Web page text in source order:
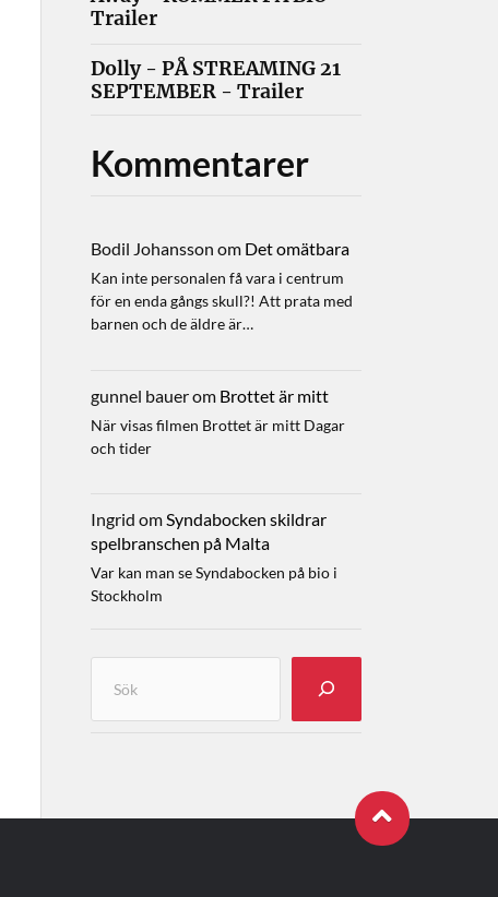
Trailer
Dolly - PÅ STREAMING 21
SEPTEMBER - Trailer
Kommentarer
Bodil Johansson om Det omätbara
Kan inte personalen få vara i centrum
för en enda gångs skull?! Att prata med
barnen och de äldre är…
gunnel bauerom Brottet är mitt
När visas filmen Brottet är mitt Dagar
och tider
Ingrid omSyndabocken skildrar
spelbranschen på Malta
Var kan man se Syndabocken på bio i
Stockholm